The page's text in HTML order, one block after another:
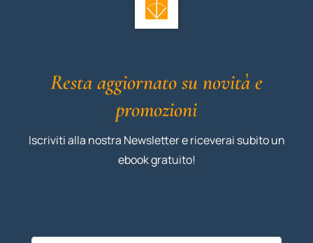
Resta aggiornato su novità e
promozioni
Iscriviti alla nostra Newsletter e riceverai subito un
ebook gratuito!